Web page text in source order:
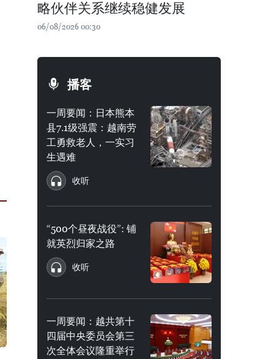
略伙伴关系继续稳健发展
06/08/2026 00:30
播客
一周要闻：日本熊本
县7.1级强震：越南劳
工勇救老人，一实习
生遇难
收听
“500个昼夜战役”: 铺
就英烈归家之路
收听
一周要闻：越共第十
四届中央委员会第三
次全体会议隆重举行